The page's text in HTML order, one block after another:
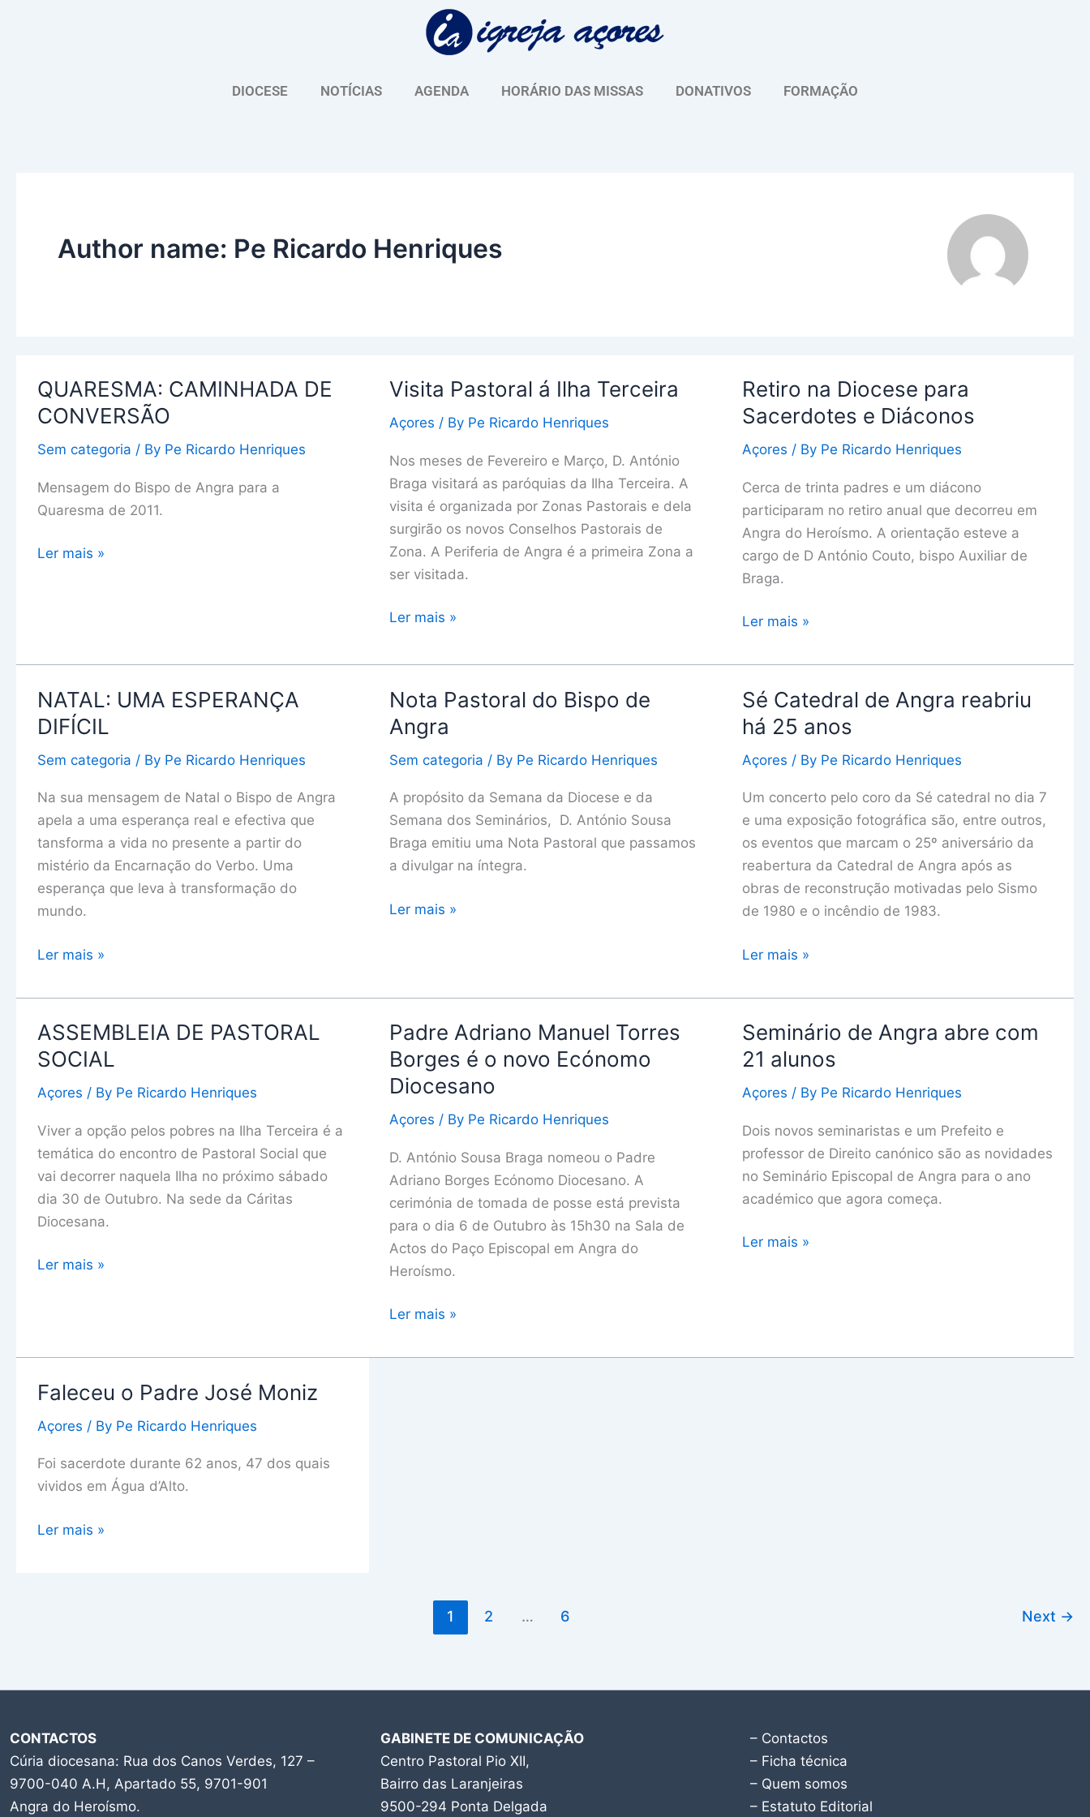
DIOCESE NOTÍCIAS AGENDA HORÁRIO DAS MISSAS DONATIVOS FORMAÇÃO
Author name: Pe Ricardo Henriques
QUARESMA: CAMINHADA DE
CONVERSÃO
Sem categoria / By Pe Ricardo Henriques
Mensagem do Bispo de Angra para a
Quaresma de 2011.
QUARESMA:
CAMINHADA
CONVERSÃO
Ler mais »
Visita Pastoral á Ilha Terceira
Açores / By Pe Ricardo Henriques
Nos meses de Fevereiro e Março, D. António
Braga visitará as paróquias da Ilha Terceira. A
visita é organizada por Zonas Pastorais e dela
surgirão os novos Conselhos Pastorais de
Zona. A Periferia de Angra é a primeira Zona a
ser visitada.
Visita
á
Ilha
Terceira
Ler mais »
Retiro na Diocese para
Sacerdotes e Diáconos
Açores / By Pe Ricardo Henriques
Cerca de trinta padres e um diácono
participaram no retiro anual que decorreu em
Angra do Heroísmo. A orientação esteve a
cargo de D António Couto, bispo Auxiliar de
Braga.
Retiro
na
para
Diáconos
Ler mais »
NATAL: UMA ESPERANÇA
DIFÍCIL
Sem categoria / By Pe Ricardo Henriques
Na sua mensagem de Natal o Bispo de Angra
apela a uma esperança real e efectiva que
tansforma a vida no presente a partir do
mistério da Encarnação do Verbo. Uma
esperança que leva à transformação do
mundo.
NATAL:
UMA
DIFÍCIL
Ler mais »
Nota Pastoral do Bispo de
Angra
Sem categoria / By Pe Ricardo Henriques
A propósito da Semana da Diocese e da
Semana dos Seminários, D. António Sousa
Braga emitiu uma Nota Pastoral que passamos
a divulgar na íntegra.
Nota
Pastoral
Bispo
Angra
Ler mais »
Sé Catedral de Angra reabriu
há 25 anos
Açores / By Pe Ricardo Henriques
Um concerto pelo coro da Sé catedral no dia 7
e uma exposição fotográfica são, entre outros,
os eventos que marcam o 25º aniversário da
reabertura da Catedral de Angra após as
obras de reconstrução motivadas pelo Sismo
de 1980 e o incêndio de 1983.
Sé
Catedral
Angra
Ler mais »
ASSEMBLEIA DE PASTORAL
SOCIAL
Açores / By Pe Ricardo Henriques
Viver a opção pelos pobres na Ilha Terceira é a
temática do encontro de Pastoral Social que
vai decorrer naquela Ilha no próximo sábado
dia 30 de Outubro. Na sede da Cáritas
Diocesana.
ASSEMBLEIA
DE
SOCIAL
Ler mais »
Padre Adriano Manuel Torres
Borges é o novo Ecónomo
Diocesano
Açores / By Pe Ricardo Henriques
D. António Sousa Braga nomeou o Padre
Adriano Borges Ecónomo Diocesano. A
cerimónia de tomada de posse está prevista
para o dia 6 de Outubro às 15h30 na Sala de
Actos do Paço Episcopal em Angra do
Heroísmo.
Padre
Adriano
Manuel
Torres
Borges
o
novo
Ecónomo
Diocesano
Ler mais »
Seminário de Angra abre com
21 alunos
Açores / By Pe Ricardo Henriques
Dois novos seminaristas e um Prefeito e
professor de Direito canónico são as novidades
no Seminário Episcopal de Angra para o ano
académico que agora começa.
Seminário
de
abre
alunos
Ler mais »
Faleceu o Padre José Moniz
Açores / By Pe Ricardo Henriques
Foi sacerdote durante 62 anos, 47 dos quais
vividos em Água d’Alto.
Faleceu
Padre
José
Moniz
Ler mais »
1 2 … 6 Next →
CONTACTOS
Cúria diocesana: Rua dos Canos Verdes, 127 –
9700-040 A.H, Apartado 55, 9701-901
Angra do Heroísmo.
GABINETE DE COMUNICAÇÃO
Centro Pastoral Pio XII,
Bairro das Laranjeiras
9500-294 Ponta Delgada
– Contactos
– Ficha técnica
– Quem somos
– Estatuto Editorial